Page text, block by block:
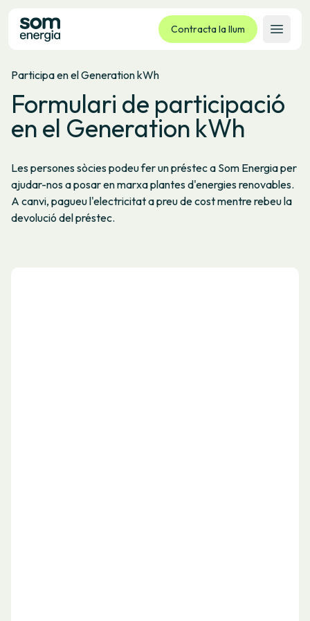
Contracta la llum
Obrir
Tarifes
Serveis
Empreses
Contacte
Tràmits
Oficina virtual
Participa en el Generation kWh
Formulari de participació
en el Generation kWh
Les persones sòcies podeu fer un préstec a Som Energia per
ajudar-nos a posar en marxa plantes d'energies renovables.
A canvi, pagueu l'electricitat a preu de cost mentre rebeu la
devolució del préstec.